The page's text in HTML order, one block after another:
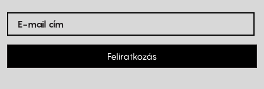
Feliratkozás